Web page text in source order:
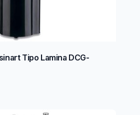
Tipo Lamina DCG-